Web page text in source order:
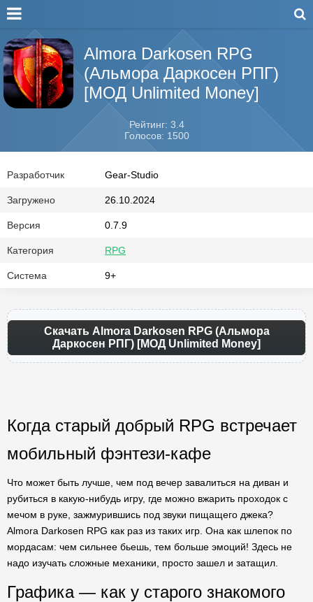
Almora Darkosen RPG
(Альмора Даркосен РПГ)
[МОД Unlimited Money]
Рейтинг: 3.4
Голосов: 1500
Разработчик Gear-Studio
Загружено 26.10.2024
Версия 0.7.9
Категория RPG
Система 9+
Скачать Almora Darkosen RPG (Альмора
Даркосен РПГ) [МОД Unlimited Money]
Когда старый добрый RPG встречает
мобильный фэнтези-кафе
Что может быть лучше, чем под вечер завалиться на диван и
рубиться в какую-нибудь игру, где можно вжарить проходок с
мечом в руке, зажмурившись под звуки пищащего джека?
Almora Darkosen RPG как раз из таких игр. Она как шлепок по
мордасам: чем сильнее бьешь, тем больше эмоций! Здесь не
надо изучать сложные механики, просто зашел и затащил.
Графика — как у старого знакомого